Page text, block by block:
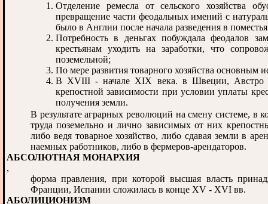
Отделение ремесла от сельского хозяйства
превращение части феодальных имений с
было в Англии после начала разведения в
Потребность в деньгах побуждала феодалов
крестьянам уходить на заработки, что
поземельной;
По мере развития товарного хозяйства основным
В XVIII - начале XIX века. в Швеции, Австро -
крепостной зависимости при условии уплаты
получения земли.
В результате аграрных революций на смену системе, в
труда поземельно и лично зависимых от них
либо ведя товарное хозяйство, либо сдавая земли в
наемных работников, либо в фермеров-арендаторов.
АБСОЛЮТНАЯ МОНАРХИЯ
,
форма правления, при которой высшая власть
Франции, Испании сложилась в конце XV - XVI вв.
АБОЛИЦИОНИЗМ